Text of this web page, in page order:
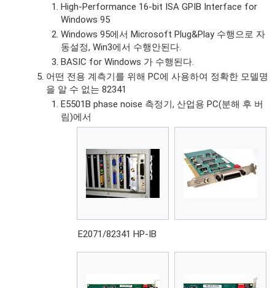
High-Performance 16-bit ISA GPIB Interface for
Windows 95
Windows 95에서 Microsoft Plug&Play 수행으로 자
동설정, Win3에서 수행안된다.
BASIC for Windows 가 수행된다.
어떤 전용 계측기를 위해 PC에 사용하여 정확한 모델명
을 알 수 없는 82341
E5501B phase noise 측정기, 산업용 PC(분해 후 버
림)에서
E2071/82341 HP-IB